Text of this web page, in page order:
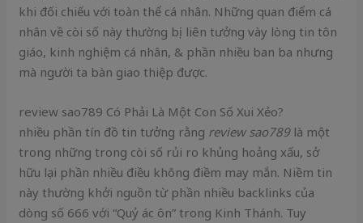
khi đối chiếu với toàn thể cá nhân. Những quan điểm cá
nhân về còi số này thường bị liên tưởng vày lòng tin tôn
giáo, kinh nghiệm cá nhân, & phần nhiều ban ba nhưng
mà người ta bàn giao thiệp được.
review sao789 Có Phải Là Một Con Số Xui Xẻo?
nhiều phần tín đồ tin tưởng rằng review sao789là một
trong những trong còi số rủi ro khủng hoảng xấu, sở
hữu lại phần nhiều điều không điềm may mắn. Niềm tin
này thường khởi nguồn từ phần nhiều backlinks của
dòng số 666 với “Quỷ ác ôn” trong Kinh Thánh. Tuy